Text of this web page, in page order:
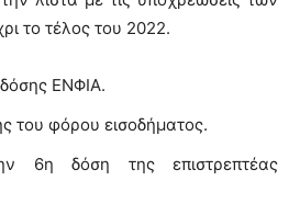
το τέλος του 2022.
ΕΝΦΙΑ.
του φόρου εισοδήματος.
6η δόση της επιστρεπτέας